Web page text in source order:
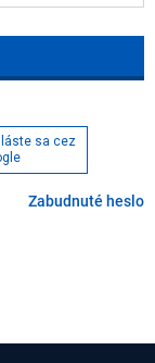
sa cez
Zabudnuté heslo